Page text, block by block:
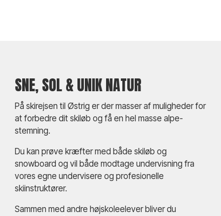
SNE, SOL & UNIK NATUR
På skirejsen til Østrig er der masser af muligheder for
at forbedre dit skiløb og få en hel masse alpe-
stemning.
Du kan prøve kræfter med både skiløb og
snowboard og vil både modtage undervisning fra
vores egne undervisere og profesionelle
skiinstruktører.
Sammen med andre højskoleelever bliver du